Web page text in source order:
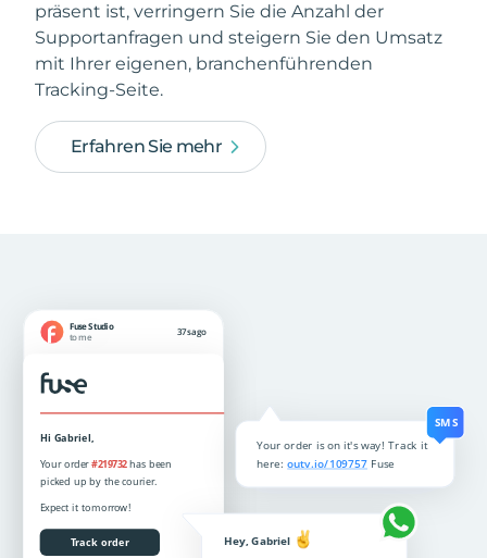
präsent ist, verringern Sie die Anzahl der
Supportanfragen und steigern Sie den Umsatz
mit Ihrer eigenen, branchenführenden
Tracking-Seite.
Erfahren Sie mehr